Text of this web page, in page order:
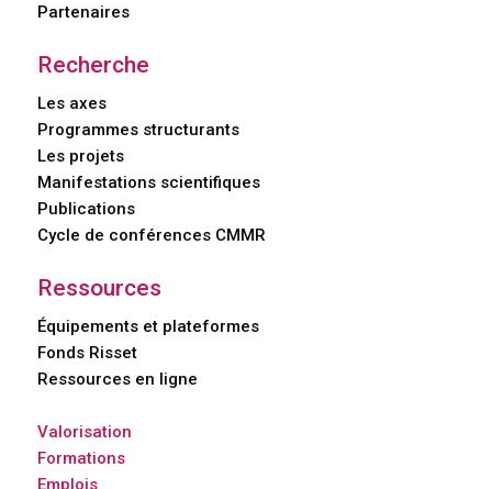
Partenaires
Recherche
Les axes
Programmes structurants
Les projets
Manifestations scientifiques
Publications
Cycle de conférences CMMR
Ressources
Équipements et plateformes
Fonds Risset
Ressources en ligne
Valorisation
Formations
Emplois